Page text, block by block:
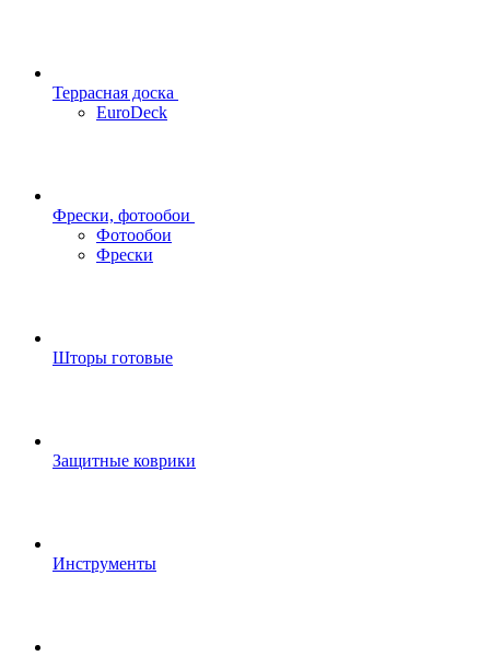
Террасная доска
EuroDeck
Фрески, фотообои
Фотообои
Фрески
Шторы готовые
Защитные коврики
Инструменты